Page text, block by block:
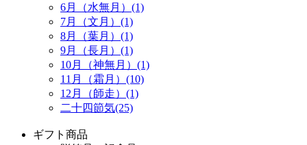
6月（水無月）(1)
7月（文月）(1)
8月（葉月）(1)
9月（長月）(1)
10月（神無月）(1)
11月（霜月）(10)
12月（師走）(1)
二十四節気(25)
ギフト商品